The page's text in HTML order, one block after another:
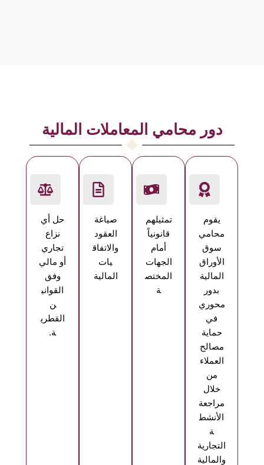
دور محامي المعاملات المالية
يقوم
محامي
سوق
الأوراق
المالية
بدور
محوري
في
حماية
مصالح
العملاء
من
خلال
مراجعة
الأنشط
ة
التجارية
والمالية
تمثيلهم
قانونياً
أمام
الجهات
المختص
ة
صياغة
العقود
والاتفاق
يات
المالية
حل أي
نزاع
تجاري
أو مالي
وفق
القواني
ن
القطري
ة.